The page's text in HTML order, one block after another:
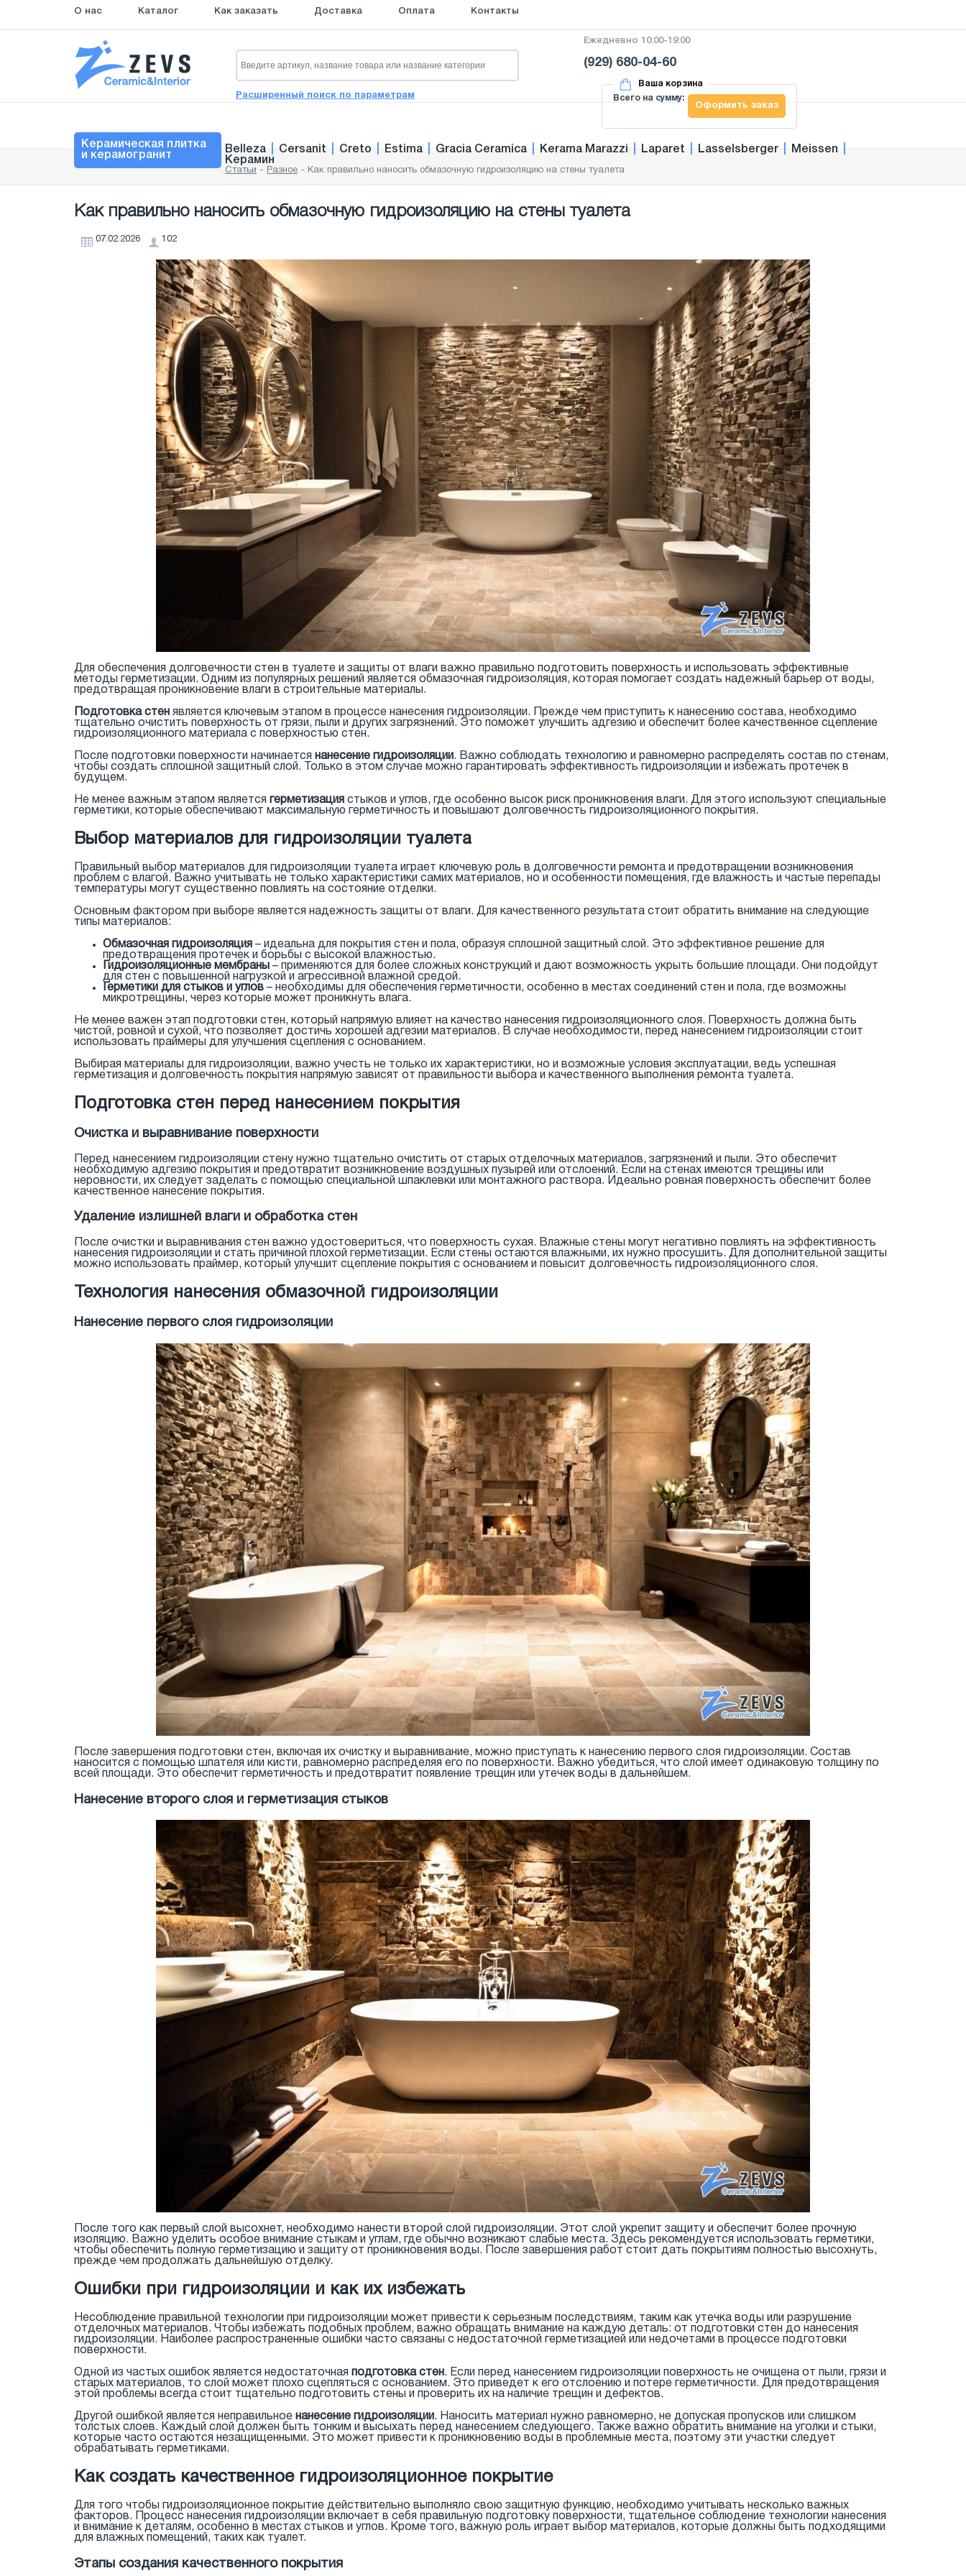
О нас Каталог Как заказать Доставка Оплата Контакты
Расширенный поиск по параметрам
Ежедневно 10:00-19:00
(929) 680-04-60
Ваша корзина
Оформить заказ
Всего на сумму:
Керамическая плитка
и керамогранит
Belleza Cersanit Creto Estima Gracia Ceramica Kerama Marazzi Laparet Lasselsberger Meissen
Керамин
Статьи - Разное - Как правильно наносить обмазочную гидроизоляцию на стены туалета
Как правильно наносить обмазочную гидроизоляцию на стены туалета
07.02.2026 102
Для обеспечения долговечности стен в туалете и защиты от влаги важно правильно подготовить поверхность и использовать эффективные
методы герметизации. Одним из популярных решений является обмазочная гидроизоляция, которая помогает создать надежный барьер от воды,
предотвращая проникновение влаги в строительные материалы.
Подготовка стен является ключевым этапом в процессе нанесения гидроизоляции. Прежде чем приступить к нанесению состава, необходимо
тщательно очистить поверхность от грязи, пыли и других загрязнений. Это поможет улучшить адгезию и обеспечит более качественное сцепление
гидроизоляционного материала с поверхностью стен.
После подготовки поверхности начинается нанесение гидроизоляции . Важно соблюдать технологию и равномерно распределять состав по стенам,
чтобы создать сплошной защитный слой. Только в этом случае можно гарантировать эффективность гидроизоляции и избежать протечек в
будущем.
Не менее важным этапом является герметизация стыков и углов, где особенно высок риск проникновения влаги. Для этого используют специальные
герметики, которые обеспечивают максимальную герметичность и повышают долговечность гидроизоляционного покрытия.
Выбор материалов для гидроизоляции туалета
Правильный выбор материалов для гидроизоляции туалета играет ключевую роль в долговечности ремонта и предотвращении возникновения
проблем с влагой. Важно учитывать не только характеристики самих материалов, но и особенности помещения, где влажность и частые перепады
температуры могут существенно повлиять на состояние отделки.
Основным фактором при выборе является надежность защиты от влаги. Для качественного результата стоит обратить внимание на следующие
типы материалов:
Обмазочная гидроизоляция – идеальна для покрытия стен и пола, образуя сплошной защитный слой. Это эффективное решение для
предотвращения протечек и борьбы с высокой влажностью.
Гидроизоляционные мембраны – применяются для более сложных конструкций и дают возможность укрыть большие площади. Они подойдут
для стен с повышенной нагрузкой и агрессивной влажной средой.
Герметики для стыков и углов – необходимы для обеспечения герметичности, особенно в местах соединений стен и пола, где возможны
микротрещины, через которые может проникнуть влага.
Не менее важен этап подготовки стен, который напрямую влияет на качество нанесения гидроизоляционного слоя. Поверхность должна быть
чистой, ровной и сухой, что позволяет достичь хорошей адгезии материалов. В случае необходимости, перед нанесением гидроизоляции стоит
использовать праймеры для улучшения сцепления с основанием.
Выбирая материалы для гидроизоляции, важно учесть не только их характеристики, но и возможные условия эксплуатации, ведь успешная
герметизация и долговечность покрытия напрямую зависят от правильности выбора и качественного выполнения ремонта туалета.
Подготовка стен перед нанесением покрытия
Очистка и выравнивание поверхности
Перед нанесением гидроизоляции стену нужно тщательно очистить от старых отделочных материалов, загрязнений и пыли. Это обеспечит
необходимую адгезию покрытия и предотвратит возникновение воздушных пузырей или отслоений. Если на стенах имеются трещины или
неровности, их следует заделать с помощью специальной шпаклевки или монтажного раствора. Идеально ровная поверхность обеспечит более
качественное нанесение покрытия.
Удаление излишней влаги и обработка стен
После очистки и выравнивания стен важно удостовериться, что поверхность сухая. Влажные стены могут негативно повлиять на эффективность
нанесения гидроизоляции и стать причиной плохой герметизации. Если стены остаются влажными, их нужно просушить. Для дополнительной защиты
можно использовать праймер, который улучшит сцепление покрытия с основанием и повысит долговечность гидроизоляционного слоя.
Технология нанесения обмазочной гидроизоляции
Нанесение первого слоя гидроизоляции
После завершения подготовки стен, включая их очистку и выравнивание, можно приступать к нанесению первого слоя гидроизоляции. Состав
наносится с помощью шпателя или кисти, равномерно распределяя его по поверхности. Важно убедиться, что слой имеет одинаковую толщину по
всей площади. Это обеспечит герметичность и предотвратит появление трещин или утечек воды в дальнейшем.
Нанесение второго слоя и герметизация стыков
После того как первый слой высохнет, необходимо нанести второй слой гидроизоляции. Этот слой укрепит защиту и обеспечит более прочную
изоляцию. Важно уделить особое внимание стыкам и углам, где обычно возникают слабые места. Здесь рекомендуется использовать герметики,
чтобы обеспечить полную герметизацию и защиту от проникновения воды. После завершения работ стоит дать покрытиям полностью высохнуть,
прежде чем продолжать дальнейшую отделку.
Ошибки при гидроизоляции и как их избежать
Несоблюдение правильной технологии при гидроизоляции может привести к серьезным последствиям, таким как утечка воды или разрушение
отделочных материалов. Чтобы избежать подобных проблем, важно обращать внимание на каждую деталь: от подготовки стен до нанесения
гидроизоляции. Наиболее распространенные ошибки часто связаны с недостаточной герметизацией или недочетами в процессе подготовки
поверхности.
Одной из частых ошибок является недостаточная подготовка стен . Если перед нанесением гидроизоляции поверхность не очищена от пыли, грязи и
старых материалов, то слой может плохо сцепляться с основанием. Это приведет к его отслоению и потере герметичности. Для предотвращения
этой проблемы всегда стоит тщательно подготовить стены и проверить их на наличие трещин и дефектов.
Другой ошибкой является неправильное нанесение гидроизоляции . Наносить материал нужно равномерно, не допуская пропусков или слишком
толстых слоев. Каждый слой должен быть тонким и высыхать перед нанесением следующего. Также важно обратить внимание на уголки и стыки,
которые часто остаются незащищенными. Это может привести к проникновению воды в проблемные места, поэтому эти участки следует
обрабатывать герметиками.
Как создать качественное гидроизоляционное покрытие
Для того чтобы гидроизоляционное покрытие действительно выполняло свою защитную функцию, необходимо учитывать несколько важных
факторов. Процесс нанесения гидроизоляции включает в себя правильную подготовку поверхности, тщательное соблюдение технологии нанесения
и внимание к деталям, особенно в местах стыков и углов. Кроме того, важную роль играет выбор материалов, которые должны быть подходящими
для влажных помещений, таких как туалет.
Этапы создания качественного покрытия